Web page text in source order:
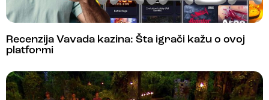
Recenzija Vavada kazina: Šta igrači kažu o ovoj
platformi